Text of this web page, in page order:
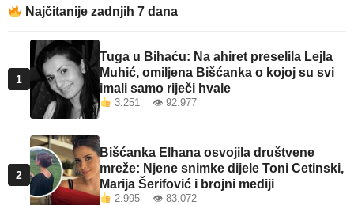
Najčitanije zadnjih 7 dana
1
Tuga u Bihaću: Na ahiret preselila Lejla
Muhić, omiljena Bišćanka o kojoj su svi
imali samo riječi hvale
3.251 👁 92.977
2
Bišćanka Elhana osvojila društvene
mreže: Njene snimke dijele Toni Cetinski,
Marija Šerifović i brojni mediji
2.995 👁 83.072